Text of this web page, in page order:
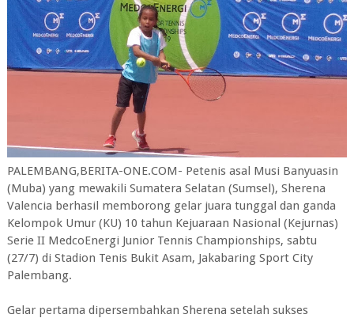
PALEMBANG,BERITA-ONE.COM- Petenis asal Musi Banyuasin
(Muba) yang mewakili Sumatera Selatan (Sumsel), Sherena
Valencia berhasil memborong gelar juara tunggal dan ganda
Kelompok Umur (KU) 10 tahun Kejuaraan Nasional (Kejurnas)
Serie II MedcoEnergi Junior Tennis Championships, sabtu
(27/7) di Stadion Tenis Bukit Asam, Jakabaring Sport City
Palembang.
Gelar pertama dipersembahkan Sherena setelah sukses